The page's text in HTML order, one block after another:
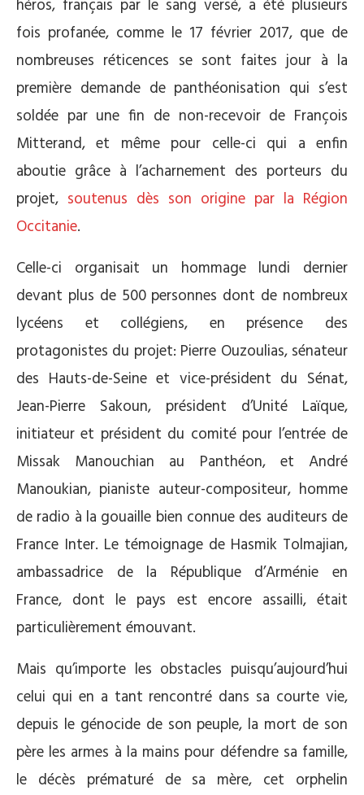
héros, français par le sang versé, a été plusieurs
fois profanée, comme le 17 février 2017, que de
nombreuses réticences se sont faites jour à la
première demande de panthéonisation qui s’est
soldée par une fin de non-recevoir de François
Mitterand, et même pour celle-ci qui a enfin
aboutie grâce à l’acharnement des porteurs du
projet, soutenus dès son origine par la Région
Occitanie.
Celle-ci organisait un hommage lundi dernier
devant plus de 500 personnes dont de nombreux
lycéens et collégiens, en présence des
protagonistes du projet: Pierre Ouzoulias, sénateur
des Hauts-de-Seine et vice-président du Sénat,
Jean-Pierre Sakoun, président d’Unité Laïque,
initiateur et président du comité pour l’entrée de
Missak Manouchian au Panthéon, et André
Manoukian, pianiste auteur-compositeur, homme
de radio à la gouaille bien connue des auditeurs de
France Inter. Le témoignage de Hasmik Tolmajian,
ambassadrice de la République d’Arménie en
France, dont le pays est encore assailli, était
particulièrement émouvant.
Mais qu’importe les obstacles puisqu’aujourd’hui
celui qui en a tant rencontré dans sa courte vie,
depuis le génocide de son peuple, la mort de son
père les armes à la mains pour défendre sa famille,
le décès prématuré de sa mère, cet orphelin